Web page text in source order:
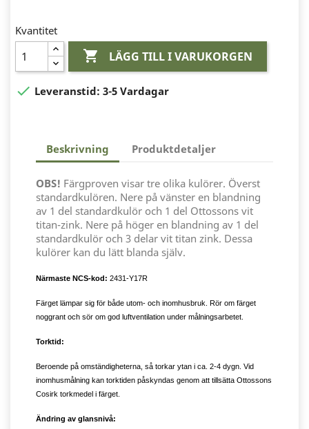
Kvantitet
 LÄGG TILL I VARUKORGEN
 Leveranstid: 3-5 Vardagar
Beskrivning Produktdetaljer
OBS! Färgproven visar tre olika kulörer. Överst
standardkulören. Nere på vänster en blandning
av 1 del standardkulör och 1 del Ottossons vit
titan-zink. Nere på höger en blandning av 1 del
standardkulör och 3 delar vit titan zink. Dessa
kulörer kan du lätt blanda själv.
Närmaste NCS-kod: 2431-Y17R
Färget lämpar sig för både utom- och inomhusbruk. Rör om färget
noggrant och sör om god luftventilation under målningsarbetet.
Torktid:
Beroende på omständigheterna, så torkar ytan i ca. 2-4 dygn. Vid
inomhusmålning kan torktiden påskyndas genom att tillsätta Ottossons
Cosirk torkmedel i färget.
Ändring av glansnivå: